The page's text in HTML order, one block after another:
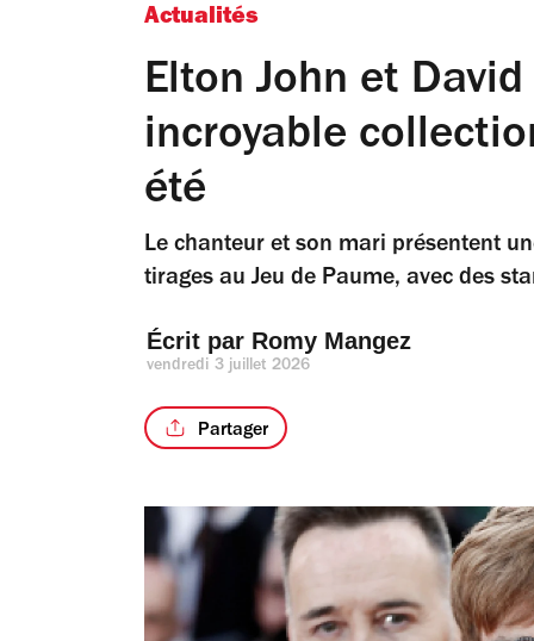
Actualités
Elton John et
incroyable
été
Le chanteur et son mari présentent
tirages au Jeu de Paume, avec des
Écrit par Romy Mangez
vendredi 3 juillet 2026
Partager